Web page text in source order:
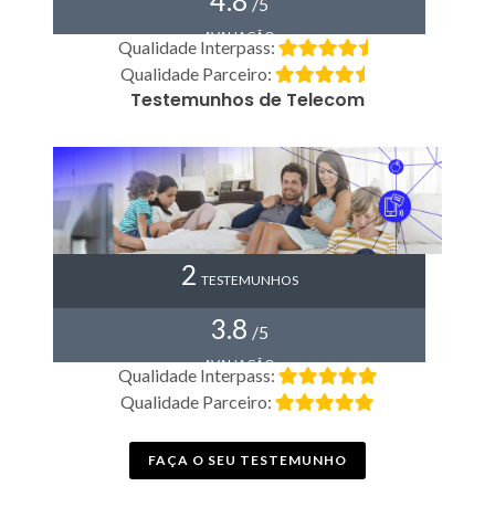
/5
AVALIAÇÃO
Qualidade Interpass:
Qualidade Parceiro:
Testemunhos de Telecom
2 TESTEMUNHOS
3.8 /5
AVALIAÇÃO
Qualidade Interpass:
Qualidade Parceiro:
FAÇA O SEU TESTEMUNHO